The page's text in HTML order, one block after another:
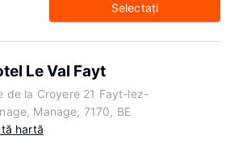
Selectaţi
Le Val Fayt
de la Croyere 21 Fayt-lez-
Manage, 7170, BE
hartă